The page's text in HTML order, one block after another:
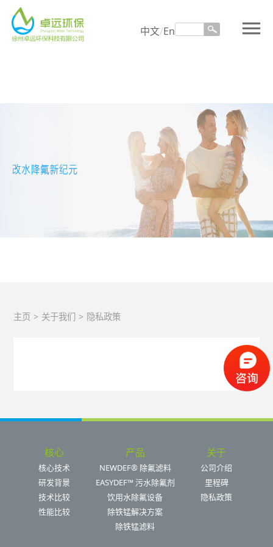
menu
中文/En
主页 > 关于我们 > 隐私政策
核心
核心技术
研发背景
技术比较
性能比较
产品
NEWDEF® 除氟滤料
EASYDEF™ 污水除氟剂
饮用水除氟设备
除铁锰解决方案
除铁锰滤料
关于
公司介绍
里程碑
隐私政策